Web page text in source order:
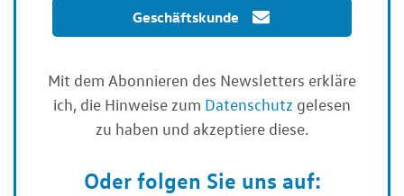
Geschäftskunde
Mit dem Abonnieren des Newsletters erkläre
ich, die Hinweise zum Datenschutz gelesen
zu haben und akzeptiere diese.
Oder folgen Sie uns auf: